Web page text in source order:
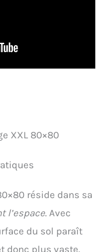
XXL 80×80
réside dans sa
l’espace. Avec
du sol paraît
donc plus vaste.